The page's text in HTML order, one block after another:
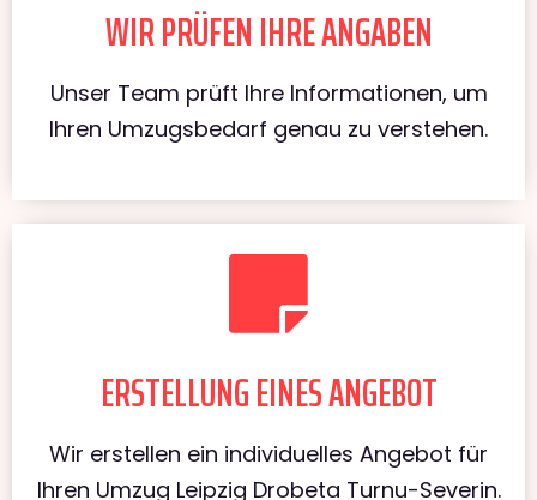
WIR PRÜFEN IHRE ANGABEN
Unser Team prüft Ihre Informationen, um
Ihren Umzugsbedarf genau zu verstehen.
ERSTELLUNG EINES ANGEBOT
Wir erstellen ein individuelles Angebot für
Ihren Umzug Leipzig Drobeta Turnu-Severin.